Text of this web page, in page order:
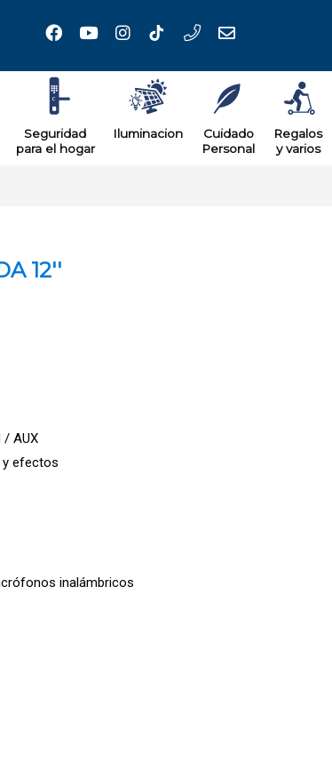
Seguridad
para el hogar
Iluminacion
Cuidado
Personal
Regalos
y varios
12''
/ AUX
y efectos
inalámbricos